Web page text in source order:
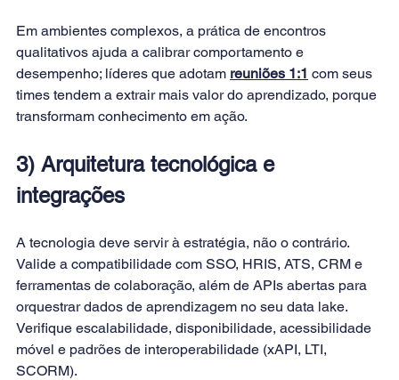
Em ambientes complexos, a prática de encontros
qualitativos ajuda a calibrar comportamento e
desempenho; líderes que adotam reuniões 1:1 com seus
times tendem a extrair mais valor do aprendizado, porque
transformam conhecimento em ação.
3) Arquitetura tecnológica e
integrações
A tecnologia deve servir à estratégia, não o contrário.
Valide a compatibilidade com SSO, HRIS, ATS, CRM e
ferramentas de colaboração, além de APIs abertas para
orquestrar dados de aprendizagem no seu data lake.
Verifique escalabilidade, disponibilidade, acessibilidade
móvel e padrões de interoperabilidade (xAPI, LTI,
SCORM).